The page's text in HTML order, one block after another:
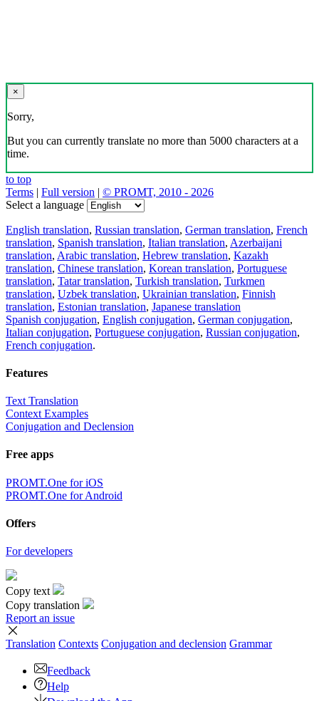
×
Sorry,
But you can currently translate no more than 5000 characters at a
time.
to top
Terms | Full version | © PROMT, 2010 - 2026
Select a language
English translation, Russian translation, German translation, French
translation, Spanish translation, Italian translation, Azerbaijani
translation, Arabic translation, Hebrew translation, Kazakh
translation, Chinese translation, Korean translation, Portuguese
translation, Tatar translation, Turkish translation, Turkmen
translation, Uzbek translation, Ukrainian translation, Finnish
translation, Estonian translation, Japanese translation
Spanish conjugation, English conjugation, German conjugation,
Italian conjugation, Portuguese conjugation, Russian conjugation,
French conjugation.
Features
Text Translation
Context Examples
Conjugation and Declension
Free apps
PROMT.One for iOS
PROMT.One for Android
Offers
For developers
Copy text
Copy translation
Report an issue
Translation Contexts Conjugation and declension Grammar
Feedback
Help